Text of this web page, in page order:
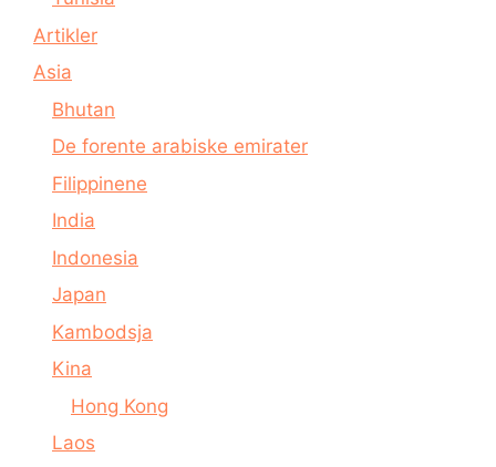
Artikler
Asia
Bhutan
De forente arabiske emirater
Filippinene
India
Indonesia
Japan
Kambodsja
Kina
Hong Kong
Laos